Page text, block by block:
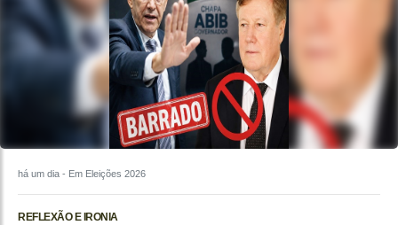
há um dia - Em Eleições 2026
REFLEXÃO E IRONIA